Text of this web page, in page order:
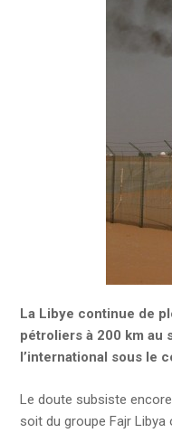
La Libye continue de
pétroliers à 200 km au
l’international sous le
Le doute subsiste
soit du groupe Fajr